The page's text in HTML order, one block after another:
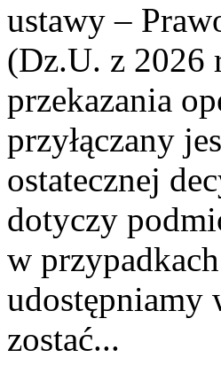
ustawy –
(Dz.U. z 2026
przekazania
przyłączany
ostatecznej
dotyczy
w
udostępniamy
zostać...